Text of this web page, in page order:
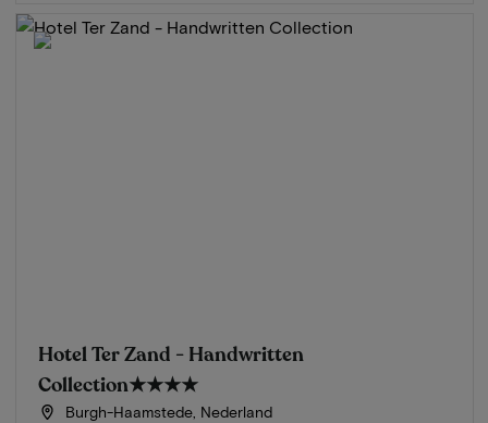
Hotel Ter Zand - Handwritten
Collection★★★★
Burgh-Haamstede, Nederland